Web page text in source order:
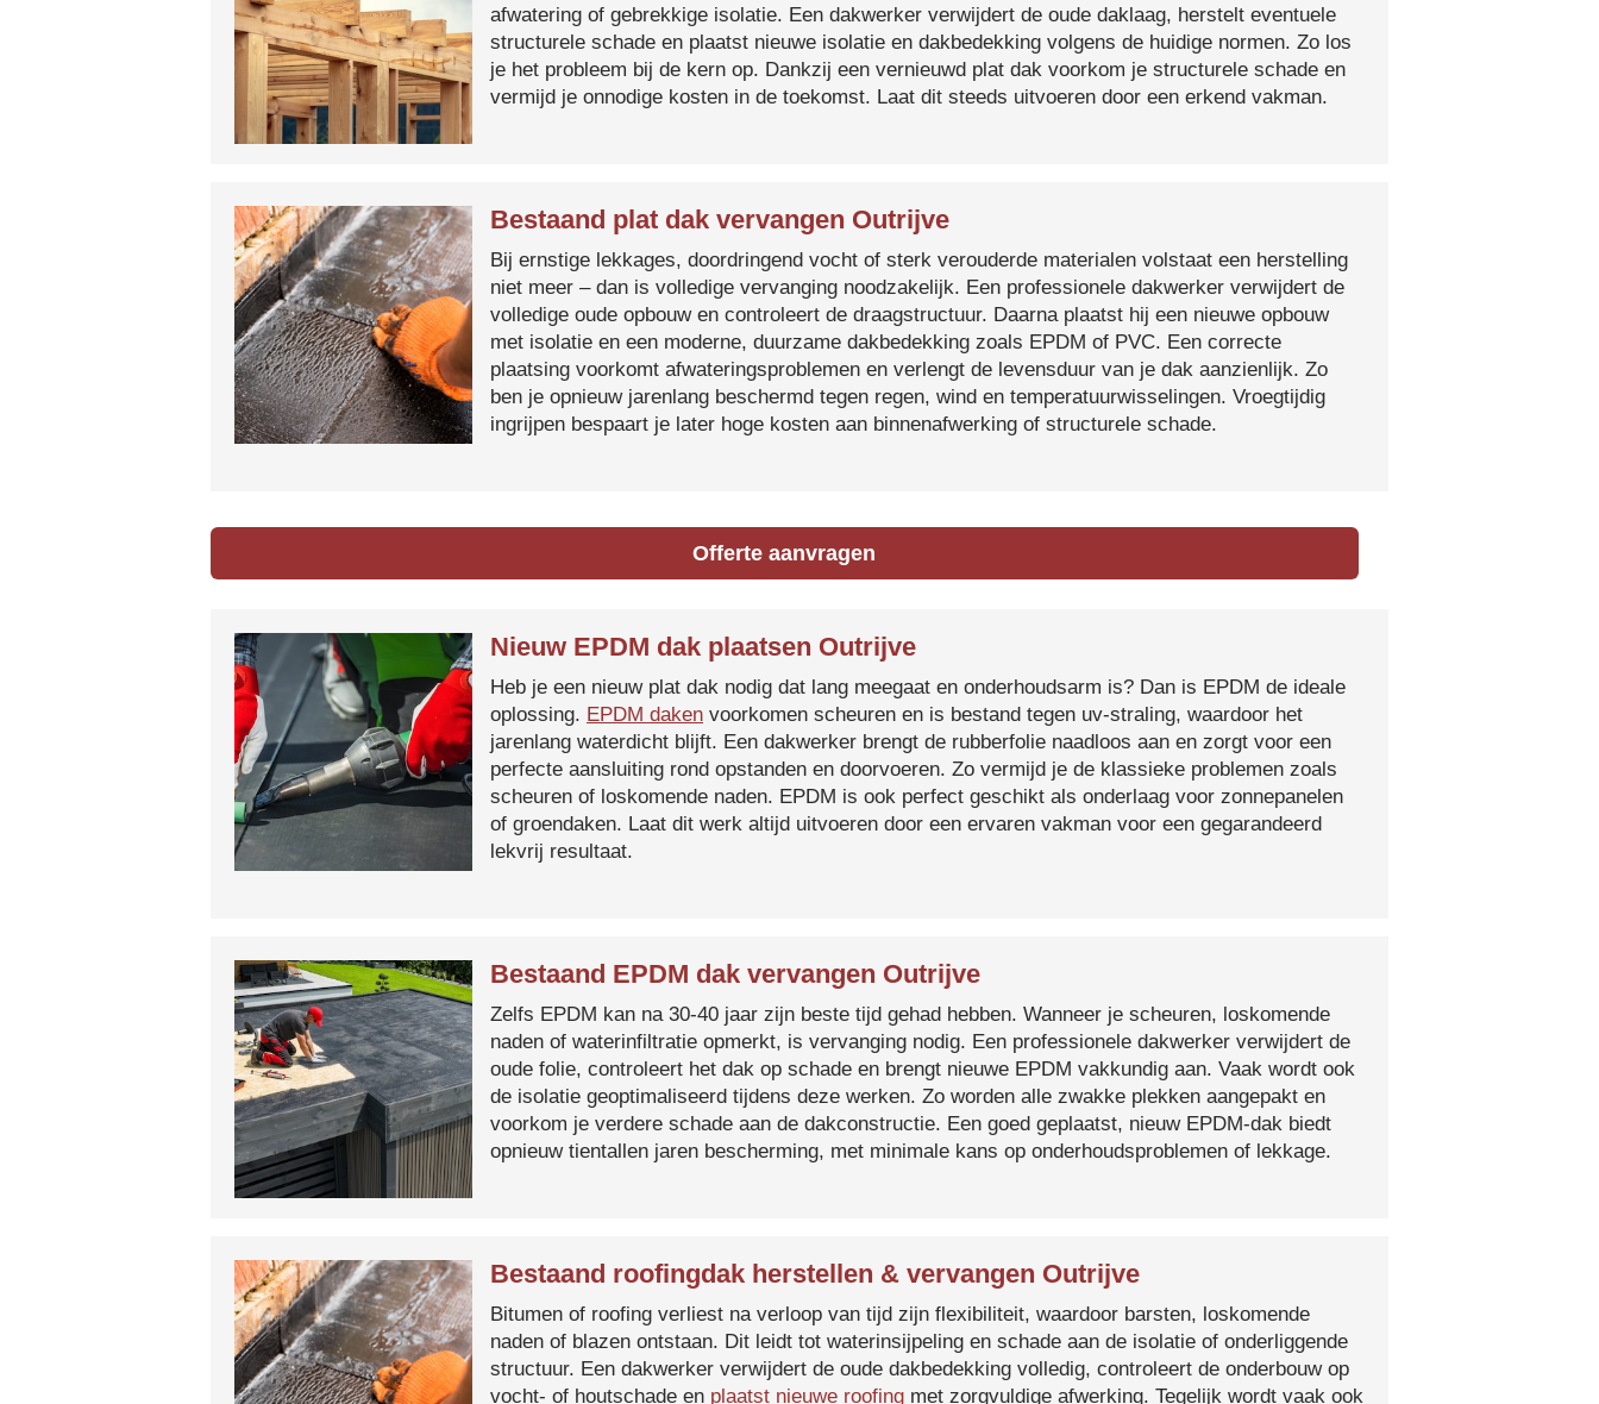
afwatering of gebrekkige isolatie. Een dakwerker verwijdert de oude daklaag, herstelt eventuele
structurele schade en plaatst nieuwe isolatie en dakbedekking volgens de huidige normen. Zo los
je het probleem bij de kern op. Dankzij een vernieuwd plat dak voorkom je structurele schade en
vermijd je onnodige kosten in de toekomst. Laat dit steeds uitvoeren door een erkend vakman.
Bestaand plat dak vervangen Outrijve
Bij ernstige lekkages, doordringend vocht of sterk verouderde materialen volstaat een herstelling
niet meer – dan is volledige vervanging noodzakelijk. Een professionele dakwerker verwijdert de
volledige oude opbouw en controleert de draagstructuur. Daarna plaatst hij een nieuwe opbouw
met isolatie en een moderne, duurzame dakbedekking zoals EPDM of PVC. Een correcte
plaatsing voorkomt afwateringsproblemen en verlengt de levensduur van je dak aanzienlijk. Zo
ben je opnieuw jarenlang beschermd tegen regen, wind en temperatuurwisselingen. Vroegtijdig
ingrijpen bespaart je later hoge kosten aan binnenafwerking of structurele schade.
Offerte aanvragen
Nieuw EPDM dak plaatsen Outrijve
Heb je een nieuw plat dak nodig dat lang meegaat en onderhoudsarm is? Dan is EPDM de ideale
oplossing. EPDM daken voorkomen scheuren en is bestand tegen uv-straling, waardoor het
jarenlang waterdicht blijft. Een dakwerker brengt de rubberfolie naadloos aan en zorgt voor een
perfecte aansluiting rond opstanden en doorvoeren. Zo vermijd je de klassieke problemen zoals
scheuren of loskomende naden. EPDM is ook perfect geschikt als onderlaag voor zonnepanelen
of groendaken. Laat dit werk altijd uitvoeren door een ervaren vakman voor een gegarandeerd
lekvrij resultaat.
Bestaand EPDM dak vervangen Outrijve
Zelfs EPDM kan na 30-40 jaar zijn beste tijd gehad hebben. Wanneer je scheuren, loskomende
naden of waterinfiltratie opmerkt, is vervanging nodig. Een professionele dakwerker verwijdert de
oude folie, controleert het dak op schade en brengt nieuwe EPDM vakkundig aan. Vaak wordt ook
de isolatie geoptimaliseerd tijdens deze werken. Zo worden alle zwakke plekken aangepakt en
voorkom je verdere schade aan de dakconstructie. Een goed geplaatst, nieuw EPDM-dak biedt
opnieuw tientallen jaren bescherming, met minimale kans op onderhoudsproblemen of lekkage.
Bestaand roofingdak herstellen & vervangen Outrijve
Bitumen of roofing verliest na verloop van tijd zijn flexibiliteit, waardoor barsten, loskomende
naden of blazen ontstaan. Dit leidt tot waterinsijpeling en schade aan de isolatie of onderliggende
structuur. Een dakwerker verwijdert de oude dakbedekking volledig, controleert de onderbouw op
vocht- of houtschade en plaatst nieuwe roofing met zorgvuldige afwerking. Tegelijk wordt vaak ook